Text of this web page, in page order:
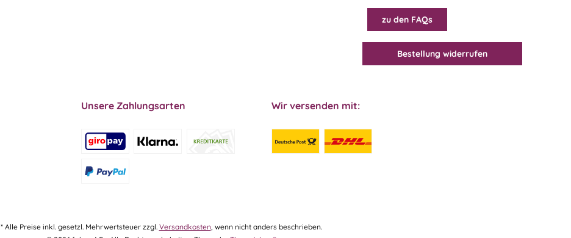
zu den FAQs
Bestellung widerrufen
Unsere Zahlungsarten Wir versenden mit:
* Alle Preise inkl. gesetzl. Mehrwertsteuer zzgl. Versandkosten, wenn nicht anders beschrieben.